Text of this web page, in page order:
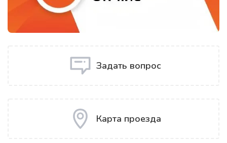
Задать вопрос
Карта проезда